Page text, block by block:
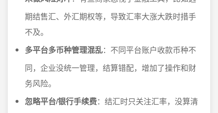
期结售汇、外汇期权等，导致汇率大涨大跌时措手
不及。
多平台多币种管理混乱：不同平台账户收款币种不
同，企业没统一管理，结算错配，增加了操作和财
务风险。
忽略平台/银行手续费：结汇时只关注汇率，没算清